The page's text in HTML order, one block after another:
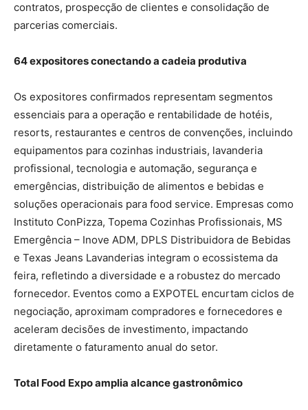
contratos, prospecção de clientes e consolidação de
parcerias comerciais.
64 expositores conectando a cadeia produtiva
Os expositores confirmados representam segmentos
essenciais para a operação e rentabilidade de hotéis,
resorts, restaurantes e centros de convenções, incluindo
equipamentos para cozinhas industriais, lavanderia
profissional, tecnologia e automação, segurança e
emergências, distribuição de alimentos e bebidas e
soluções operacionais para food service. Empresas como
Instituto ConPizza, Topema Cozinhas Profissionais, MS
Emergência – Inove ADM, DPLS Distribuidora de Bebidas
e Texas Jeans Lavanderias integram o ecossistema da
feira, refletindo a diversidade e a robustez do mercado
fornecedor. Eventos como a EXPOTEL encurtam ciclos de
negociação, aproximam compradores e fornecedores e
aceleram decisões de investimento, impactando
diretamente o faturamento anual do setor.
Total Food Expo amplia alcance gastronômico